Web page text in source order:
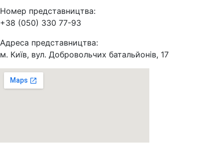
Номер представництва:
+38 (050) 330 77-93
Адреса представництва:
м. Київ, вул. Добровольчих батальйонів, 17